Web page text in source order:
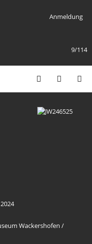
Anmeldung
9/114
Wackershofen /